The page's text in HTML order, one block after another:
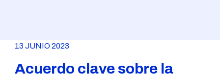
13 JUNIO 2023
Acuerdo clave sobre la